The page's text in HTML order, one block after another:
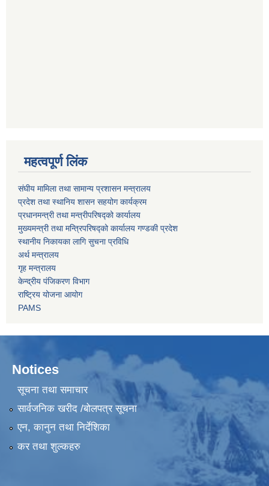
महत्वपूर्ण लिंक
संघीय मामिला तथा सामान्य प्रशासन मन्त्रालय
प्रदेश तथा स्थानिय शासन सहयोग कार्यक्रम
प्रधानमन्त्री तथा मन्त्रीपरिषद्को कार्यालय
मुख्यमन्त्री तथा मन्त्रिपरिषद्को कार्यालय गण्डकी प्रदेश
स्थानीय निकायका लागि सुचना प्रविधि
अर्थ मन्त्रालय
गृह मन्त्रालय
केन्द्रीय पंजिकरण विभाग
राष्ट्रिय योजना आयोग
PAMS
Notices
सूचना तथा समाचार
सार्वजनिक खरीद /बोलपत्र सूचना
एन, कानुन तथा निर्देशिका
कर तथा शुल्कहरु